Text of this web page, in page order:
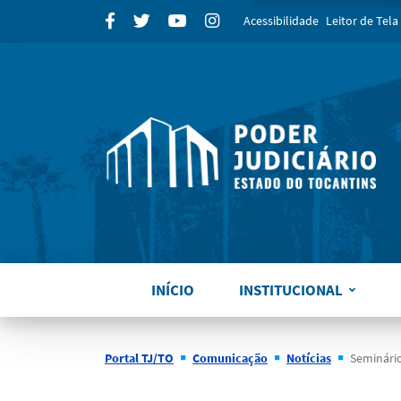
para
FacebookTwitter YoutubeInstagram
Acessibilidade Leitor de Tela
INÍCIO INSTITUCIONAL
Portal TJ/TO Comunicação Notícias Seminário -